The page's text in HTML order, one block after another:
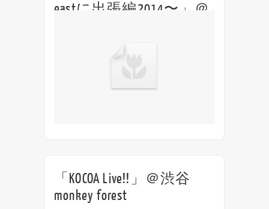
eastに出張編2014〜」＠
NOBLE RUST RECORDS Plesents 「ひなた
で音遊び〜岩本町Eggman tokyo eastに出張
「KOCOA Live!!」＠渋谷
monkey forest